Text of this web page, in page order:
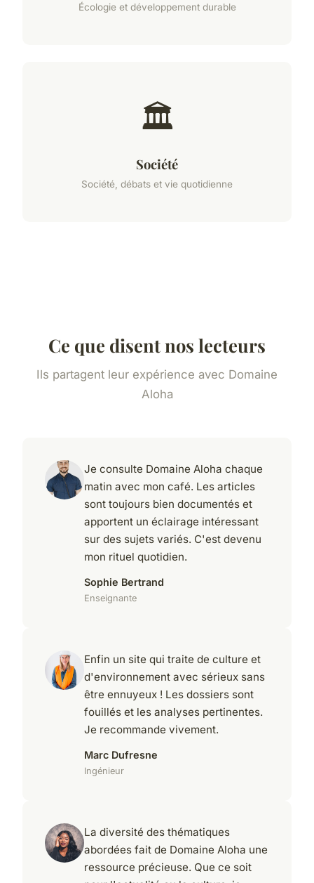
Écologie et développement durable
🏛️
Société
Société, débats et vie quotidienne
Ce que disent nos lecteurs
Ils partagent leur expérience avec Domaine
Aloha
Je consulte Domaine Aloha chaque
matin avec mon café. Les articles
sont toujours bien documentés et
apportent un éclairage intéressant
sur des sujets variés. C'est devenu
mon rituel quotidien.
Sophie Bertrand
Enseignante
Enfin un site qui traite de culture et
d'environnement avec sérieux sans
être ennuyeux ! Les dossiers sont
fouillés et les analyses pertinentes.
Je recommande vivement.
Marc Dufresne
Ingénieur
La diversité des thématiques
abordées fait de Domaine Aloha une
ressource précieuse. Que ce soit